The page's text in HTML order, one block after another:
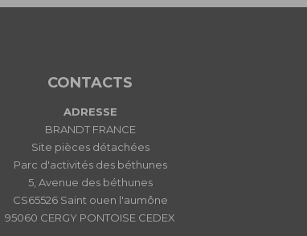
CONTACTS
ADRESSE
BRANDT FRANCE
Site pièces détachées
Parc d'activités des béthunes
5, Avenue des béthunes
CS65526 Saint ouen l'aumône
95060 CERGY PONTOISE CEDEX